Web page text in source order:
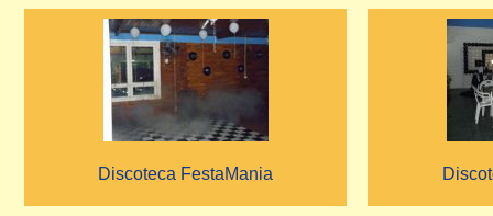
Discoteca FestaMania